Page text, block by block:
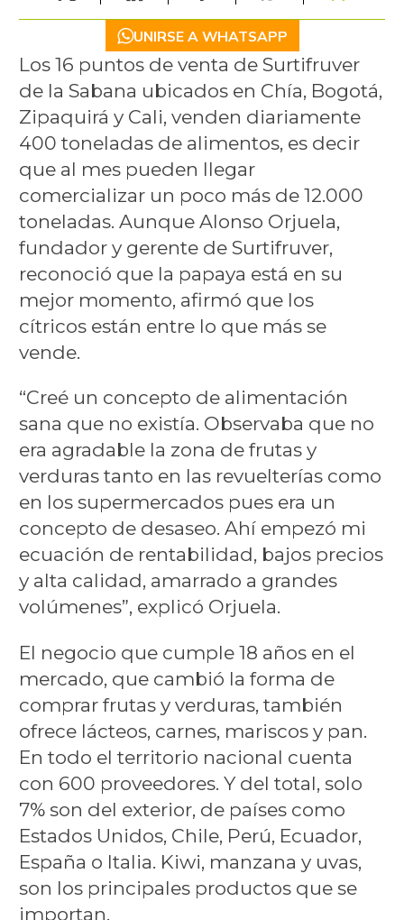
UNIRSE A WHATSAPP
Los 16 puntos de venta de Surtifruver
de la Sabana ubicados en Chía, Bogotá,
Zipaquirá y Cali, venden diariamente
400 toneladas de alimentos, es decir
que al mes pueden llegar
comercializar un poco más de 12.000
toneladas. Aunque Alonso Orjuela,
fundador y gerente de Surtifruver,
reconoció que la papaya está en su
mejor momento, afirmó que los
cítricos están entre lo que más se
vende.
“Creé un concepto de alimentación
sana que no existía. Observaba que no
era agradable la zona de frutas y
verduras tanto en las revuelterías como
en los supermercados pues era un
concepto de desaseo. Ahí empezó mi
ecuación de rentabilidad, bajos precios
y alta calidad, amarrado a grandes
volúmenes”, explicó Orjuela.
El negocio que cumple 18 años en el
mercado, que cambió la forma de
comprar frutas y verduras, también
ofrece lácteos, carnes, mariscos y pan.
En todo el territorio nacional cuenta
con 600 proveedores. Y del total, solo
7% son del exterior, de países como
Estados Unidos, Chile, Perú, Ecuador,
España o Italia. Kiwi, manzana y uvas,
son los principales productos que se
importan.